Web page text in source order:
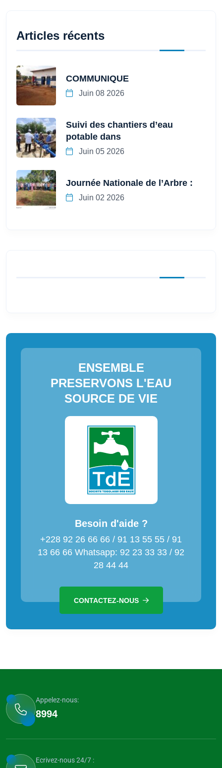
Articles récents
COMMUNIQUE
Juin 08 2026
Suivi des chantiers d’eau
potable dans
Juin 05 2026
Journée Nationale de l’Arbre :
Juin 02 2026
ENSEMBLE
PRESERVONS L'EAU
SOURCE DE VIE
Besoin d'aide ?
+228 92 26 66 66 / 91 13 55 55 / 91
13 66 66 Whatsapp: 92 23 33 33 / 92
28 44 44
CONTACTEZ-NOUS
Appelez-nous:
8994
Ecrivez-nous 24/7 :